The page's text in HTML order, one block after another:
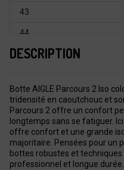
43
44
45
47
48
49
50
DESCRIPTION
Botte AIGLE Parcours 2 Iso
tridensité en caoutchouc et
Parcours 2 offre un confort
longtemps sans se fatiguer.
offre confort et une grande
majoritaire. Pensées pour un
bottes robustes et
professionnel et longue durée.